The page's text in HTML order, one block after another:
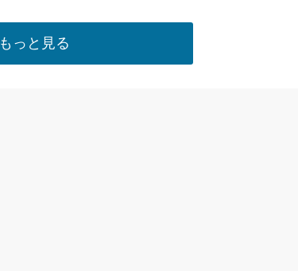
もっと見る